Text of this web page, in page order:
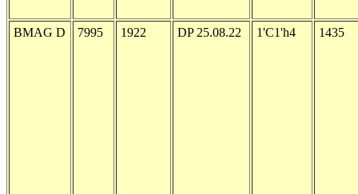
BMAG D 7995 1922 DP 25.08.22 1'C1'h4 1435